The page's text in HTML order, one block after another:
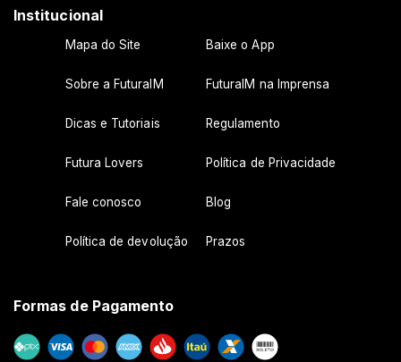
Institucional
Mapa do Site Baixe o App
Sobre a FuturaIM FuturaIM na Imprensa
Dicas e Tutoriais Regulamento
Futura Lovers Política de Privacidade
Fale conosco Blog
Política de devolução Prazos
Formas de Pagamento